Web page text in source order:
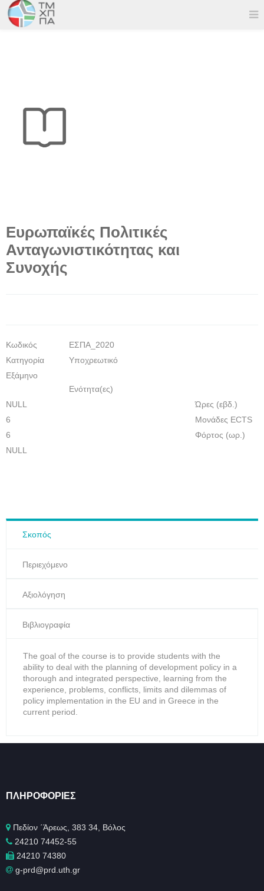
Ευρωπαϊκές Πολιτικές
Ανταγωνιστικότητας και
Συνοχής
Κωδικός
ΕΣΠΑ_2020
Κατηγορία
Υποχρεωτικό
Εξάμηνο
Eνότητα(ες)
NULL
Ώρες (εβδ.)
6
Μονάδες ECTS
6
Φόρτος (ωρ.)
NULL
Σκοπός
Περιεχόμενο
Αξιολόγηση
Βιβλιογραφία
The goal of the course is to provide students with the
ability to deal with the planning of development policy in a
thorough and integrated perspective, learning from the
experience, problems, conflicts, limits and dilemmas of
policy implementation in the EU and in Greece in the
current period.
ΠΛΗΡΟΦΟΡΊΕΣ
Πεδίον ΄Άρεως, 383 34, Βόλος
24210 74452-55
24210 74380
g-prd@prd.uth.gr